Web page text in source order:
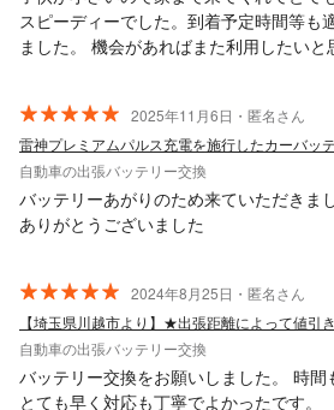
スピーディーでした。到着予定時間等も
ました。 機会があればまた利用したいと
2025年11月6日・匿名さん
自動車の出張バッテリー交換
バッテリーあがりのため来ていただきま
ありがとうございました
2024年8月25日・匿名さん
自動車の出張バッテリー交換
バッテリー交換をお願いしました。 時
とても早く対応も丁寧でよかったです。